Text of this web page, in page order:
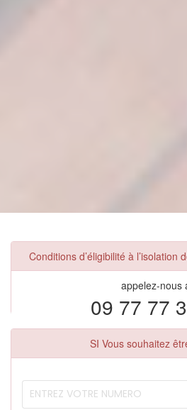
Conditions d’éligibilité à l’isolation
appelez-nous
09 77 77
SI Vous souhaitez